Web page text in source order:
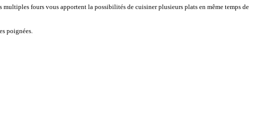
fours vous apportent la possibilités de cuisiner plusieurs plats en même temps de
poignées.